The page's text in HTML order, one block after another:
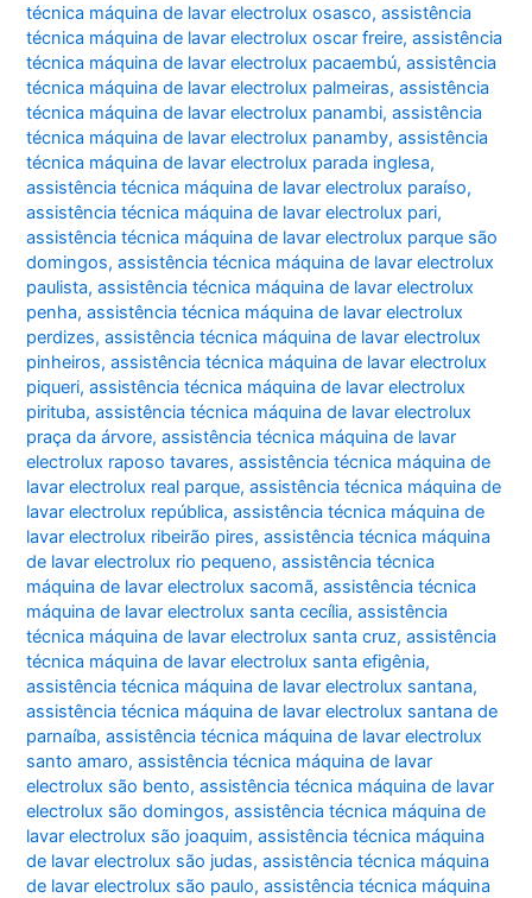
técnica máquina de lavar electrolux osasco,assistência
técnica máquina de lavar electrolux oscar freire,assistência
técnica máquina de lavar electrolux pacaembú,assistência
técnica máquina de lavar electrolux palmeiras,assistência
técnica máquina de lavar electrolux panambi,assistência
técnica máquina de lavar electrolux panamby,assistência
técnica máquina de lavar electrolux parada inglesa,
assistência técnica máquina de lavar electrolux paraíso,
assistência técnica máquina de lavar electrolux pari,
assistência técnica máquina de lavar electrolux parque são
domingos,assistência técnica máquina de lavar electrolux
paulista,assistência técnica máquina de lavar electrolux
penha,assistência técnica máquina de lavar electrolux
perdizes,assistência técnica máquina de lavar electrolux
pinheiros,assistência técnica máquina de lavar electrolux
piqueri,assistência técnica máquina de lavar electrolux
pirituba,assistência técnica máquina de lavar electrolux
praça da árvore,assistência técnica máquina de lavar
electrolux raposo tavares,assistência técnica máquina de
lavar electrolux real parque,assistência técnica máquina de
lavar electrolux república,assistência técnica máquina de
lavar electrolux ribeirão pires,assistência técnica máquina
de lavar electrolux rio pequeno,assistência técnica
máquina de lavar electrolux sacomã,assistência técnica
máquina de lavar electrolux santa cecília,assistência
técnica máquina de lavar electrolux santa cruz,assistência
técnica máquina de lavar electrolux santa efigênia,
assistência técnica máquina de lavar electrolux santana,
assistência técnica máquina de lavar electrolux santana de
parnaíba,assistência técnica máquina de lavar electrolux
santo amaro,assistência técnica máquina de lavar
electrolux são bento,assistência técnica máquina de lavar
electrolux são domingos,assistência técnica máquina de
lavar electrolux são joaquim,assistência técnica máquina
de lavar electrolux são judas,assistência técnica máquina
de lavar electrolux são paulo,assistência técnica máquina